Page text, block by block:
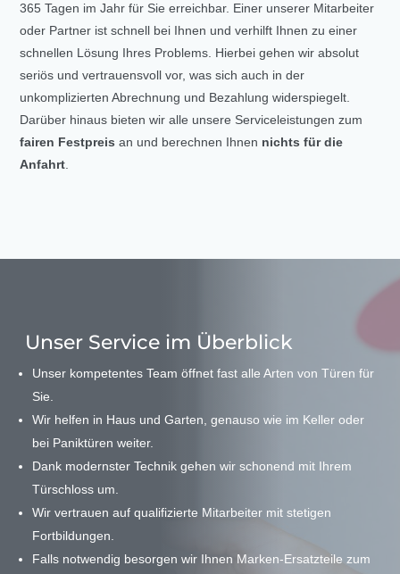
365 Tagen im Jahr für Sie erreichbar. Einer unserer Mitarbeiter
oder Partner ist schnell bei Ihnen und verhilft Ihnen zu einer
schnellen Lösung Ihres Problems. Hierbei gehen wir absolut
seriös und vertrauensvoll vor, was sich auch in der
unkomplizierten Abrechnung und Bezahlung widerspiegelt.
Darüber hinaus bieten wir alle unsere Serviceleistungen zum
fairen Festpreis an und berechnen Ihnen nichts für die
Anfahrt
Unser Service im Überblick
Unser kompetentes Team öffnet fast alle Arten von Türen für
Sie.
Wir helfen in Haus und Garten, genauso wie im Keller oder
bei Paniktüren weiter.
Dank modernster Technik gehen wir schonend mit Ihrem
Türschloss um.
Wir vertrauen auf qualifizierte Mitarbeiter mit stetigen
Fortbildungen.
Falls notwendig besorgen wir Ihnen Marken-Ersatzteile zum